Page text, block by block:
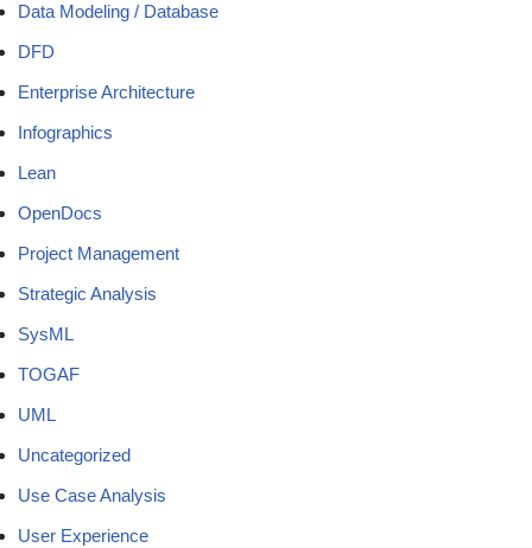
Data Modeling / Database
DFD
Enterprise Architecture
Infographics
Lean
OpenDocs
Project Management
Strategic Analysis
SysML
TOGAF
UML
Uncategorized
Use Case Analysis
User Experience